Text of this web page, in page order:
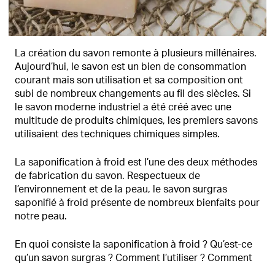
La création du savon remonte à plusieurs millénaires.
Aujourd’hui, le savon est un bien de consommation
courant mais son utilisation et sa composition ont
subi de nombreux changements au fil des siècles. Si
le savon moderne industriel a été créé avec une
multitude de produits chimiques, les premiers savons
utilisaient des techniques chimiques simples.
La saponification à froid est l’une des deux méthodes
de fabrication du savon. Respectueux de
l’environnement et de la peau, le savon surgras
saponifié à froid présente de nombreux bienfaits pour
notre peau.
En quoi consiste la saponification à froid ? Qu’est-ce
qu’un savon surgras ? Comment l’utiliser ? Comment